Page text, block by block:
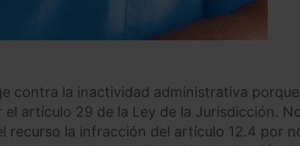
contra la inactividad administrativa porque
artículo 29 de la Ley de la Jurisdicción.
recurso la infracción del artículo 12.4 por